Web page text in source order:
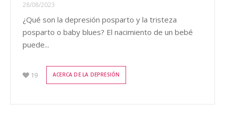
28/08/2023
¿Qué son la depresión posparto y la tristeza
posparto o baby blues? El nacimiento de un bebé
puede...
19 ACERCA DE LA DEPRESIÓN